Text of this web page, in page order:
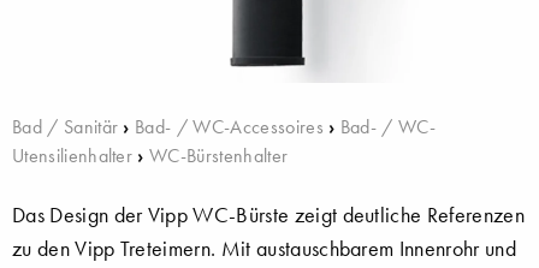
Bad / Sanitär › Bad- / WC-Accessoires › Bad- / WC-
Utensilienhalter ›WC-Bürstenhalter
Das Design der Vipp WC-Bürste zeigt deutliche Referenzen
zu den Vipp Treteimern. Mit austauschbarem Innenrohr und